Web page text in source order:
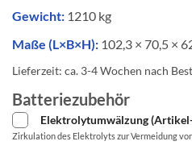
Gewicht: 1210 kg
Maße (L×B×H): 102,3 × 70,5 ×
Lieferzeit: ca. 3-4 Wochen nach
Batteriezubehör
Elektrolytumwälzung
Zirkulation des Elektrolyts zur Vermeidung